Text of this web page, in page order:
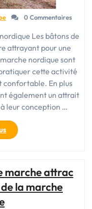
0 Commentaires
Les bâtons de
attrayant pour une
nordique sont
cette activité
En plus
également un attrait
leur conception …
« Les
bâtons
nordique
:
un
marche attrac
la marche